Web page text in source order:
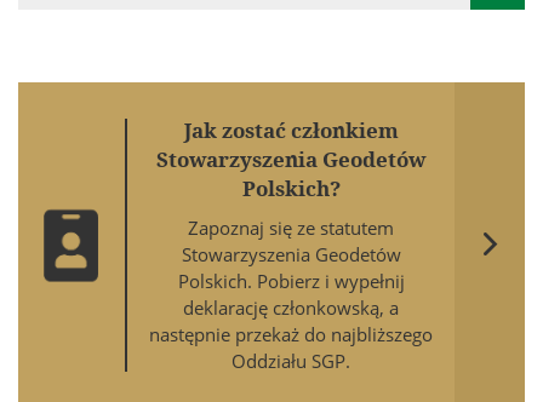
Jak zostać członkiem
Stowarzyszenia Geodetów
Polskich?
Zapoznaj się ze statutem
Stowarzyszenia Geodetów
Polskich. Pobierz i wypełnij
deklarację członkowską, a
następnie przekaż do najbliższego
Oddziału SGP.
